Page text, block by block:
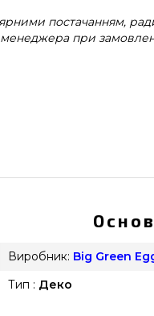
постачанням,
менеджера при
Виробник: Big Green
Тип : Деко